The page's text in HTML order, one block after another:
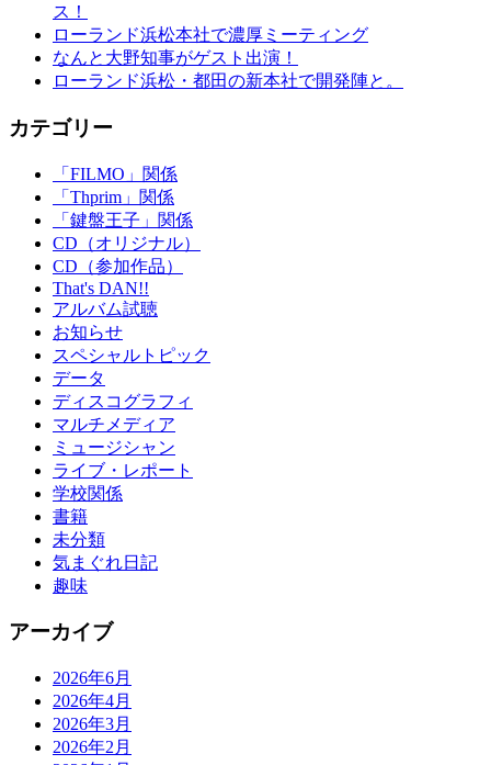
ス！
ローランド浜松本社で濃厚ミーティング
なんと大野知事がゲスト出演！
ローランド浜松・都田の新本社で開発陣と。
カテゴリー
「FILMO」関係
「Thprim」関係
「鍵盤王子」関係
CD（オリジナル）
CD（参加作品）
That's DAN!!
アルバム試聴
お知らせ
スペシャルトピック
データ
ディスコグラフィ
マルチメディア
ミュージシャン
ライブ・レポート
学校関係
書籍
未分類
気まぐれ日記
趣味
アーカイブ
2026年6月
2026年4月
2026年3月
2026年2月